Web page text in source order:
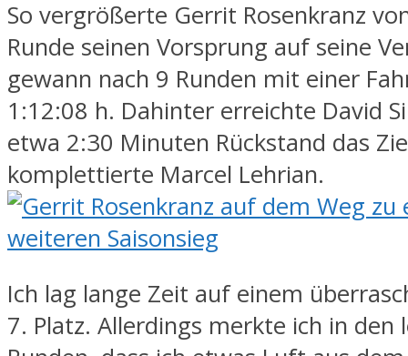
So vergrößerte Gerrit Rosenkranz
Runde seinen Vorsprung auf seine
gewann nach 9 Runden mit einer
1:12:08 h. Dahinter erreichte David
etwa 2:30 Minuten Rückstand das
komplettierte Marcel Lehrian.
Ich lag lange Zeit auf einem
7. Platz. Allerdings merkte ich in den